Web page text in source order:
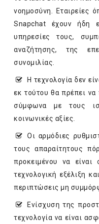
νοημοσύνη. Εταιρείες
Snapchat έχουν ήδη
υπηρεσίες τους,
αναζήτησης, της
συνομιλίας.
­Η τεχνολογία δεν
εκ τούτου θα πρέπει να
σύμφωνα με τους
κοινωνικές αξίες.
­Οι αρμόδιες
τους απαραίτητους
προκειμένου να
τεχνολογική εξέλιξη
περιπτώσεις μη
­Ενίσχυση της
τεχνολογία να είναι